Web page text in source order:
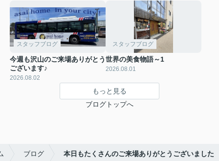
スタッフブログ
今週も沢山のご来場ありがとう
ございます♪
2026.08.02
スタッフブログ
世界の美食物語～1
2026.08.01
もっと見る
ブログトップへ
ブログ 本日もたくさんのご来場ありがとうございました